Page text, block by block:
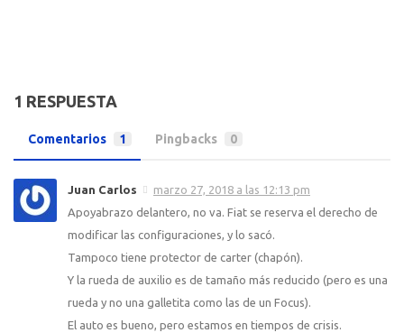
1 RESPUESTA
Comentarios 1 Pingbacks 0
Juan Carlos
marzo 27, 2018 a las 12:13 pm
Apoyabrazo delantero, no va. Fiat se reserva el derecho de
modificar las configuraciones, y lo sacó.
Tampoco tiene protector de carter (chapón).
Y la rueda de auxilio es de tamaño más reducido (pero es una
rueda y no una galletita como las de un Focus).
El auto es bueno, pero estamos en tiempos de crisis.